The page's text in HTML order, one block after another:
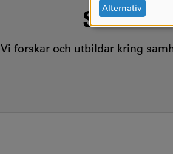
Vi forskar och utbildar kring
OCH
COOKIES
Alternativ